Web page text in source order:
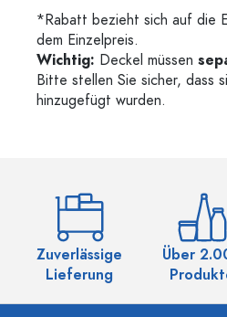
*Rabatt bezieht sich auf die
dem Einzelpreis.
Wichtig: Deckel müssen
Bitte stellen Sie sicher, dass
hinzugefügt wurden.
Zuverlässige
Lieferung
Über